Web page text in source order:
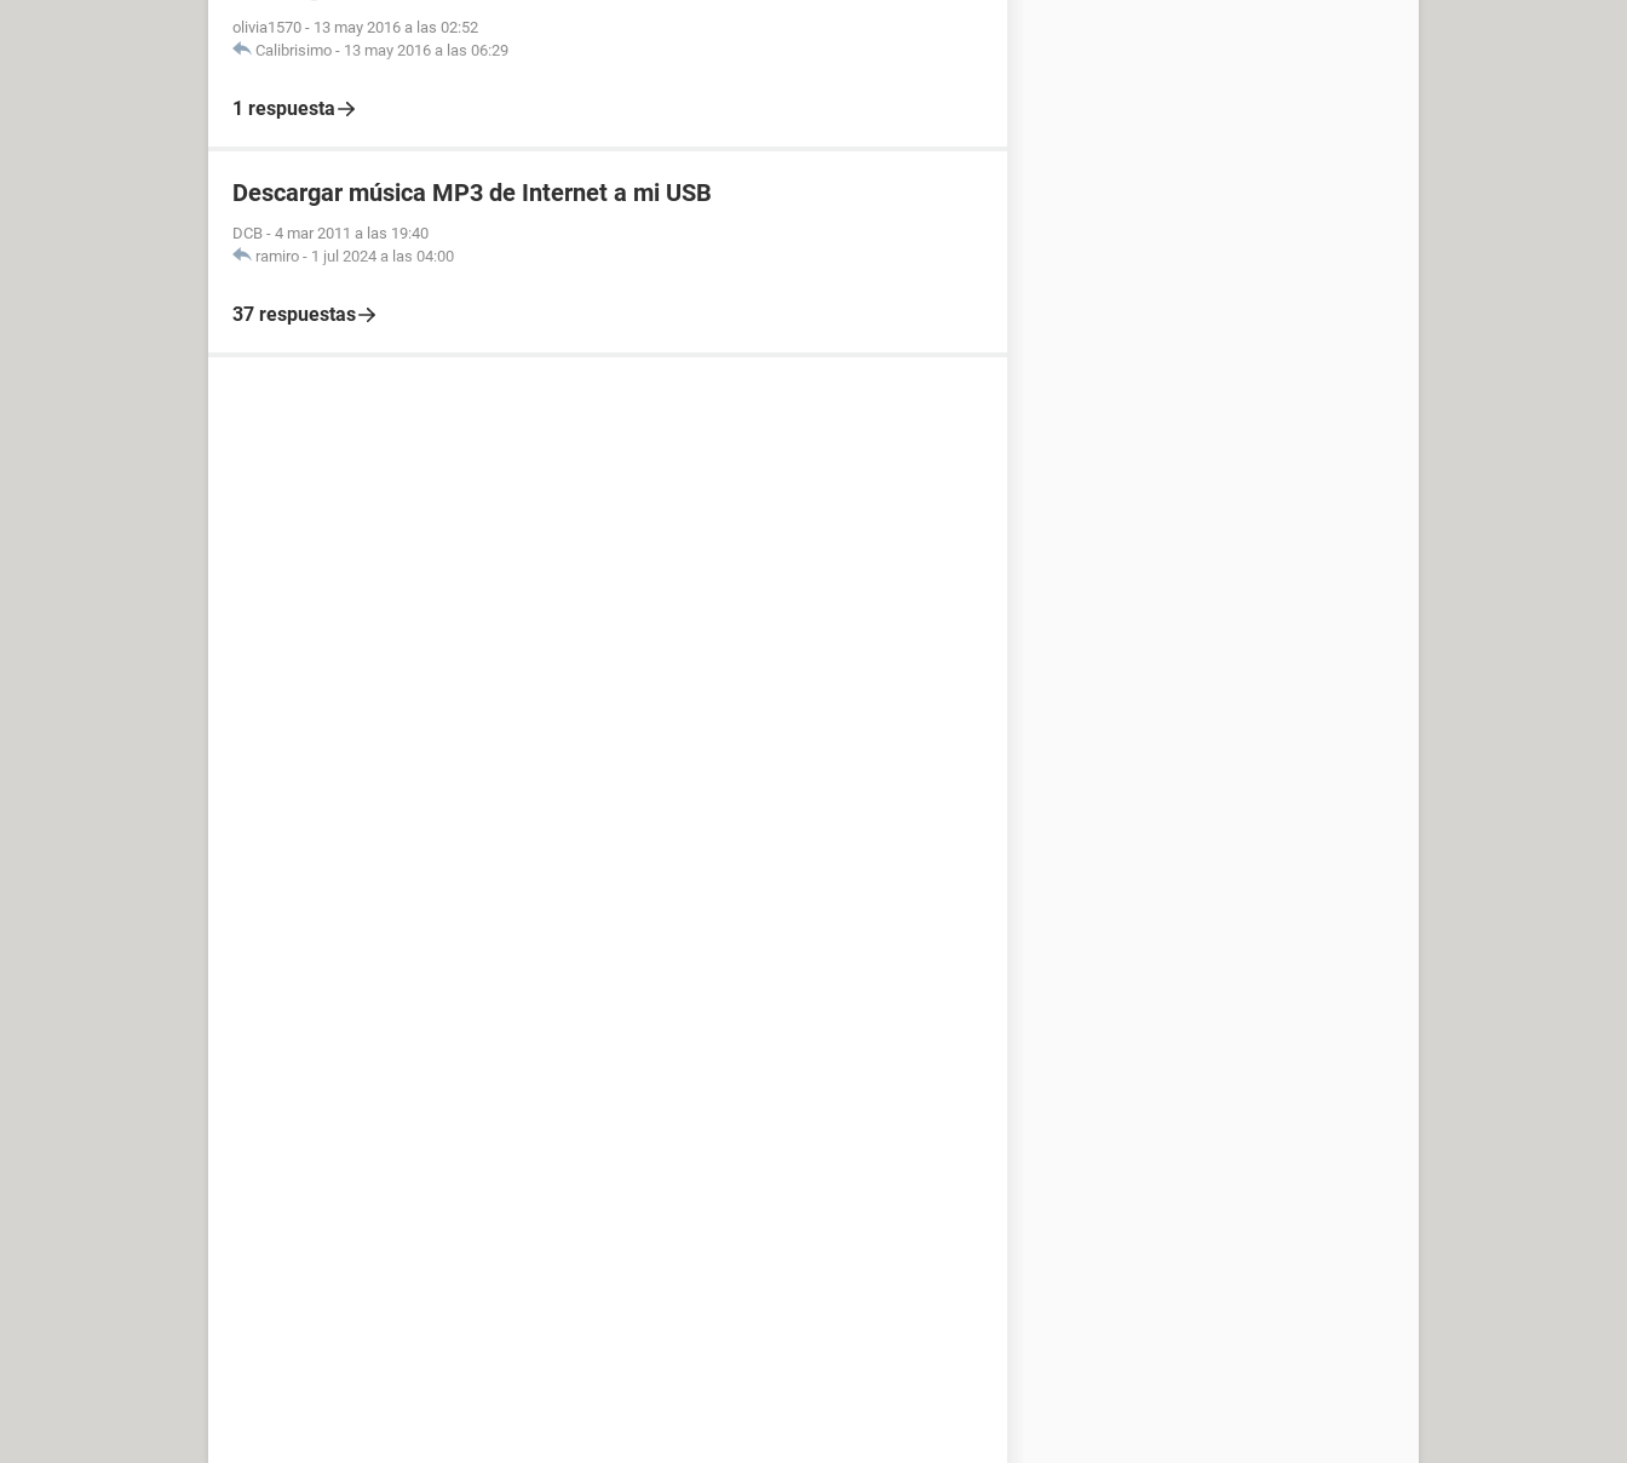
olivia1570 - 13 may 2016 a las 02:52
Calibrisimo - 13 may 2016 a las 06:29
1 respuesta
Descargar música MP3 de Internet a mi USB
DCB - 4 mar 2011 a las 19:40
ramiro - 1 jul 2024 a las 04:00
37 respuestas